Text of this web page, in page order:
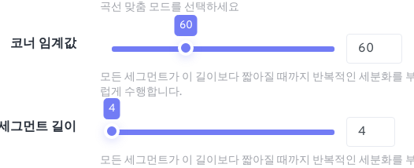
곡선 맞춤 모드를 선택하세요
코너 임계값
60
모든 세그먼트가 이 길이보다 짧아질 때까지 반복적인 세분화를
럽게 수행합니다.
그먼트 길이
4
모든 세그먼트가 이 길이보다 짧아질 때까지 반복적인 세분화를